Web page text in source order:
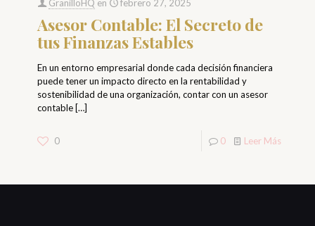
GranilloHQ en febrero 27, 2025
Asesor Contable: El Secreto de
tus Finanzas Estables
En un entorno empresarial donde cada decisión financiera
puede tener un impacto directo en la rentabilidad y
sostenibilidad de una organización, contar con un asesor
contable[…]
0 0 Leer Más